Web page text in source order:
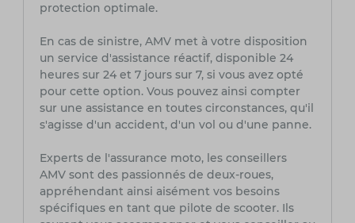
protection optimale.
En cas de sinistre, AMV met à votre disposition
un service d'assistance réactif, disponible 24
heures sur 24 et 7 jours sur 7, si vous avez opté
pour cette option. Vous pouvez ainsi compter
sur une assistance en toutes circonstances, qu'il
s'agisse d'un accident, d'un vol ou d'une panne.
Experts de l'assurance moto, les conseillers
AMV sont des passionnés de deux-roues,
appréhendant ainsi aisément vos besoins
spécifiques en tant que pilote de scooter. Ils